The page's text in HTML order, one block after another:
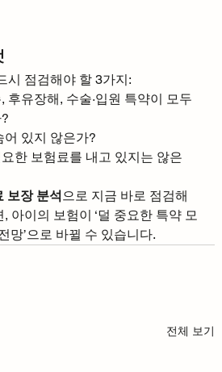
시 점검해야 할 3가지:
후유장해, 수술·입원 특약이 모두
어 있지 않은가?
한 보험료를 내고 있지는 않은
보장 분석 으로 지금 바로 점검해
아이의 보험이 ‘덜 중요한 특약 모
망’으로 바뀔 수 있습니다.
전체 보기